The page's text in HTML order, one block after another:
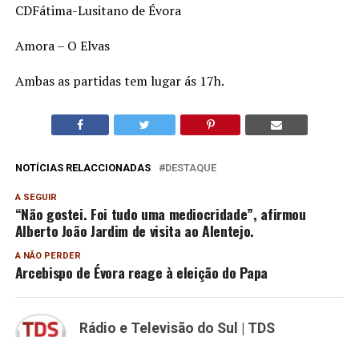
CDFátima-Lusitano de Évora
Amora – O Elvas
Ambas as partidas tem lugar ás 17h.
NOTÍCIAS RELACCIONADAS DESTAQUE
A SEGUIR
“Não gostei. Foi tudo uma mediocridade”, afirmou
Alberto João Jardim de visita ao Alentejo.
A NÃO PERDER
Arcebispo de Évora reage à eleição do Papa
Rádio e Televisão do Sul | TDS